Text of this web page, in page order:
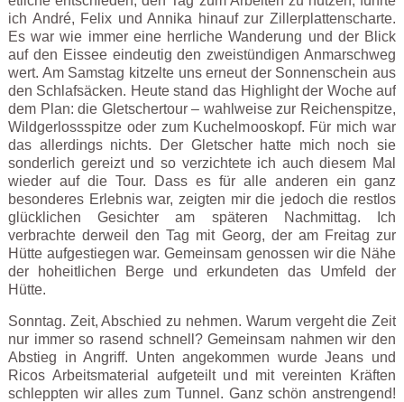
ich André, Felix und Annika hinauf zur Zillerplattenscharte.
Es war wie immer eine herrliche Wanderung und der Blick
auf den Eissee eindeutig den zweistündigen Anmarschweg
wert. Am Samstag kitzelte uns erneut der Sonnenschein aus
den Schlafsäcken. Heute stand das Highlight der Woche auf
dem Plan: die Gletschertour – wahlweise zur Reichenspitze,
Wildgerlossspitze oder zum Kuchelmooskopf. Für mich war
das allerdings nichts. Der Gletscher hatte mich noch sie
sonderlich gereizt und so verzichtete ich auch diesem Mal
wieder auf die Tour. Dass es für alle anderen ein ganz
besonderes Erlebnis war, zeigten mir die jedoch die restlos
glücklichen Gesichter am späteren Nachmittag. Ich
verbrachte derweil den Tag mit Georg, der am Freitag zur
Hütte aufgestiegen war. Gemeinsam genossen wir die Nähe
der hoheitlichen Berge und erkundeten das Umfeld der
Hütte.
Sonntag. Zeit, Abschied zu nehmen. Warum vergeht die Zeit
nur immer so rasend schnell? Gemeinsam nahmen wir den
Abstieg in Angriff. Unten angekommen wurde Jeans und
Ricos Arbeitsmaterial aufgeteilt und mit vereinten Kräften
schleppten wir alles zum Tunnel. Ganz schön anstrengend!